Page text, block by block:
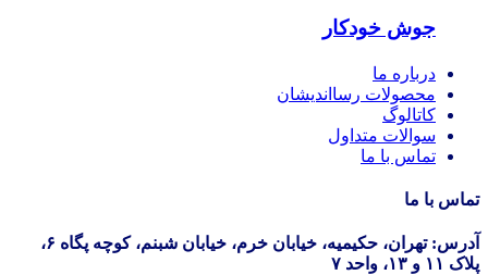
جوش خودکار
درباره ما
محصولات رسااندیشان
کاتالوگ
سوالات متداول
تماس با ما
تماس با ما
آدرس: تهران، حکیمیه، خیابان خرم، خیابان شبنم، کوچه پگاه ۶،
پلاک ۱۱ و ۱۳، واحد ۷